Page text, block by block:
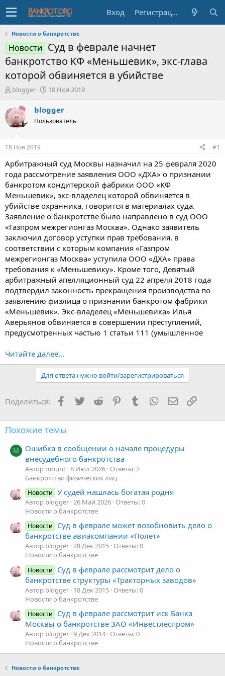
Вход Регистрация
Новости о банкротстве
Новости Суд в феврале начнет
банкротство КФ «Меньшевик», экс-глава
которой обвиняется в убийстве
А
т
о
р
е
м
ы
blogger
Д
т
а
н
л
18 Ноя 2019
blogger
Пользователь
18 Ноя 2019 #1
Арбитражный суд Москвы назначил на 25 февраля 2020
года рассмотрение заявления ООО «ДХА» о признании
банкротом кондитерской фабрики ООО «КФ
Меньшевик», экс-владелец которой обвиняется в
убийстве охранника, говорится в материалах суда.
Заявление о банкротстве было направлено в суд ООО
«Газпром межрегионгаз Москва». Однако заявитель
заключил договор уступки прав требования, в
соответствии с которым компания «Газпром
межрегионгаз Москва» уступила ООО «ДХА» права
требования к «Меньшевику». Кроме того, Девятый
арбитражный апелляционный суд 22 апреля 2018 года
подтвердил законность прекращения производства по
заявлению физлица о признании банкротом фабрики
«Меньшевик». Экс-владелец «Меньшевика» Илья
Аверьянов обвиняется в совершении преступлений,
предусмотренных частью 1 статьи 111 (умышленное
Читайте далее...
Для ответа нужно войти/зарегистрироваться
Поделиться: Facebook
TwitterReddit PinterestTumblr WhatsApp Ссылка
Похожие темы
M
Ошибка в сообщении о начале процедуры
внесудебного банкротства
Автор mount 8 Июл 2026 Ответы: 2
Банкротство физических лиц
Новости У судей нашлась богатая родня
Автор blogger 26 Май 2026 Ответы: 0
Новости о банкротстве
Новости
Суд в феврале может возобновить дело о
банкротстве авиакомпании «Полет»
Автор blogger 28 Дек 2015 Ответы: 0
Новости о банкротстве
Новости
Суд в феврале рассмотрит дело о
банкротстве структуры «Тракторных заводов»
Автор blogger 18 Дек 2015 Ответы: 0
Новости о банкротстве
Новости
Суд в феврале рассмотрит иск Банка
Москвы о банкротстве ЗАО «Инвестлеспром»
Автор blogger 9 Дек 2014 Ответы: 0
Новости о банкротстве
Новости о банкротстве